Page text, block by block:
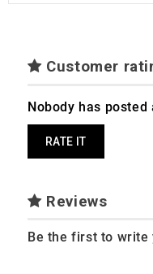
Customer
Nobody has posted
RATE IT
Reviews
Be the first to write